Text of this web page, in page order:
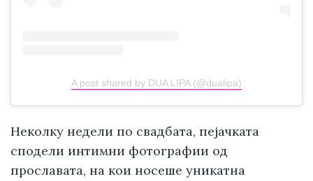
A post shared by DUA LIPA (@dualipa)
Неколку недели по свадбата, пејачката
сподели интимни фотографии од
прославата, на кои носеше уникатна